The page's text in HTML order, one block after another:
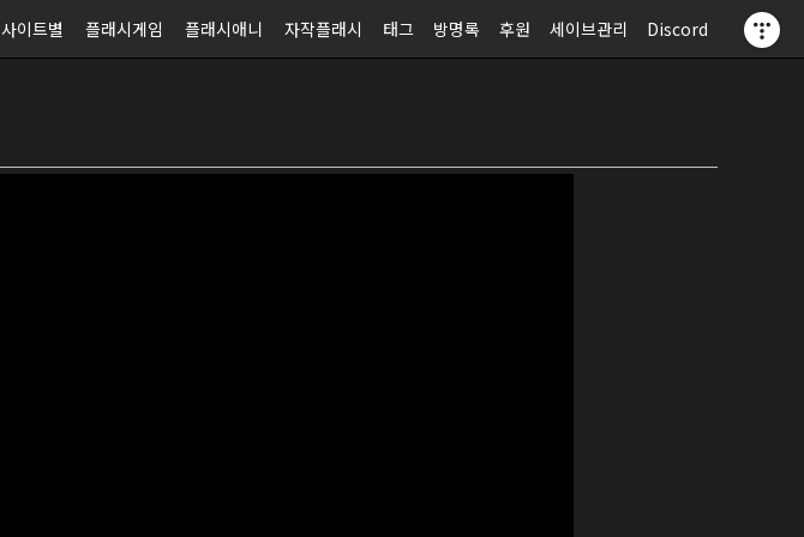
사이트별 플래시게임 플래시애니 자작플래시 태그 방명록 후원 세이브관리 Discord